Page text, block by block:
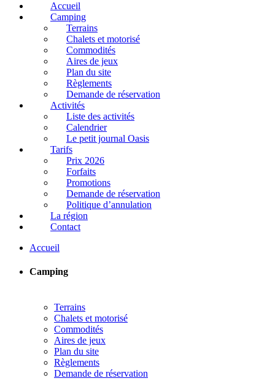
Accueil
Camping
Terrains
Chalets et motorisé
Commodités
Aires de jeux
Plan du site
Règlements
Demande de réservation
Activités
Liste des activités
Calendrier
Le petit journal Oasis
Tarifs
Prix 2026
Forfaits
Promotions
Demande de réservation
Politique d’annulation
La région
Contact
Accueil
Camping
Terrains
Chalets et motorisé
Commodités
Aires de jeux
Plan du site
Règlements
Demande de réservation